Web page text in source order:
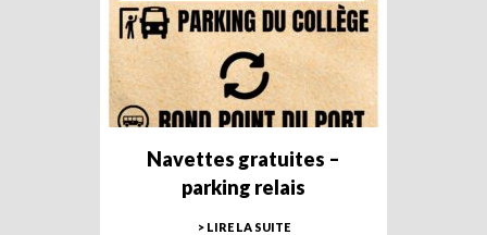
Navettes gratuites –
parking relais
> LIRE LA SUITE